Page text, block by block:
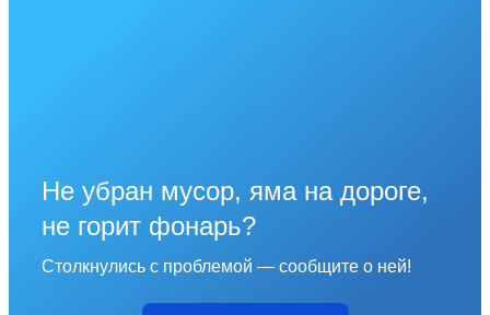
Не убран мусор, яма на дороге,
не горит фонарь?
Столкнулись с проблемой — сообщите о ней!